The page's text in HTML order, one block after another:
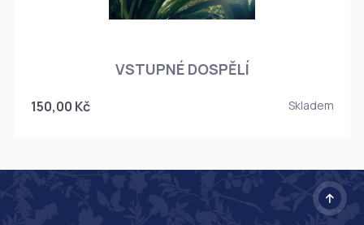
VSTUPNÉ DOSPĚLÍ
150,00 Kč Skladem